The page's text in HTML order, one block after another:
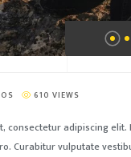
610 VIEWS
consectetur adipiscing
Curabitur vulputate